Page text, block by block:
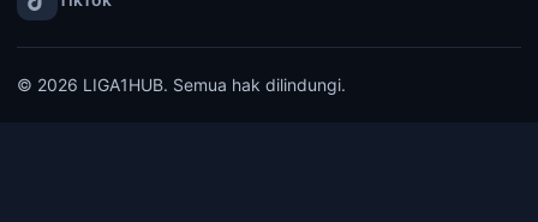
© 2026 LIGA1HUB. Semua hak dilindungi.